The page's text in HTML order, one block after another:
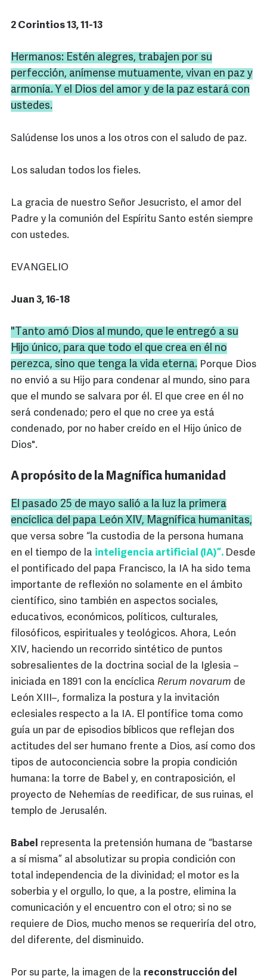
2 Corintios 13, 11-13
Hermanos: Estén alegres, trabajen por su
perfección, anímense mutuamente, vivan en paz y
armonía. Y el Dios del amor y de la paz estará con
ustedes.
Salúdense los unos a los otros con el saludo de paz.
Los saludan todos los fieles.
La gracia de nuestro Señor Jesucristo, el amor del
Padre y la comunión del Espíritu Santo estén siempre
con ustedes.
EVANGELIO
Juan 3, 16-18
"Tanto amó Dios al mundo, que le entregó a su
Hijo único, para que todo el que crea en él no
perezca, sino que tenga la vida eterna. Porque Dios
no envió a su Hijo para condenar al mundo, sino para
que el mundo se salvara por él. El que cree en él no
será condenado; pero el que no cree ya está
condenado, por no haber creído en el Hijo único de
Dios".
A propósito de la Magnífica humanidad
El pasado 25 de mayo salió a la luz la primera
encíclica del papa León XIV, Magnífica humanitas,
que versa sobre “la custodia de la persona humana
en el tiempo de la inteligencia artificial (IA)”. Desde
el pontificado del papa Francisco, la IA ha sido tema
importante de reflexión no solamente en el ámbito
científico, sino también en aspectos sociales,
educativos, económicos, políticos, culturales,
filosóficos, espirituales y teológicos. Ahora, León
XIV, haciendo un recorrido sintético de puntos
sobresalientes de la doctrina social de la Iglesia –
iniciada en 1891 con la encíclica Rerum novarum de
León XIII–, formaliza la postura y la invitación
eclesiales respecto a la IA. El pontífice toma como
guía un par de episodios bíblicos que reflejan dos
actitudes del ser humano frente a Dios, así como dos
tipos de autoconciencia sobre la propia condición
humana: la torre de Babel y, en contraposición, el
proyecto de Nehemías de reedificar, de sus ruinas, el
templo de Jerusalén.
Babel representa la pretensión humana de “bastarse
a sí misma” al absolutizar su propia condición con
total independencia de la divinidad; el motor es la
soberbia y el orgullo, lo que, a la postre, elimina la
comunicación y el encuentro con el otro; si no se
requiere de Dios, mucho menos se requeriría del otro,
del diferente, del disminuido.
Por su parte, la imagen de la reconstrucción del